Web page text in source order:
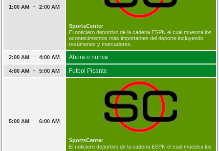
1:00 AM - 2:00 AM
SportsCenter
El noticiero deportivo de la cadena ESPN el cual muestra los
acontecimientos más importantes del deporte incluyendo
resúmenes y marcadores.
2:00 AM - 4:00 AM Ahora o nunca
4:00 AM - 5:00 AM Futbol Picante
5:00 AM - 6:00 AM
SportsCenter
El noticiero deportivo de la cadena ESPN el cual muestra los